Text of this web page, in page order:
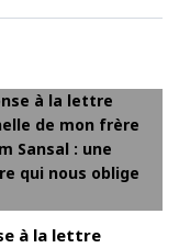
à la lettre